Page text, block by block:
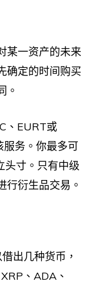
某一资产的未来
确定的时间购买
。
、EURT或
务。你最多可
头寸。只有中级
行衍生品交易。
出几种货币，
、ADA、